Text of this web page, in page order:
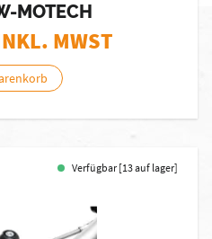
MOTECH
MWST
Verfügbar [13 auf lager]